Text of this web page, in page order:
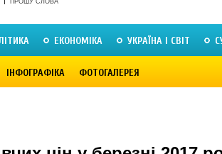
ПРОШУ СЛОВА
ЕКОНОМІКА УКРАЇНА І СВІТ
ІНФОГРАФІКА ФОТОГАЛЕРЕЯ